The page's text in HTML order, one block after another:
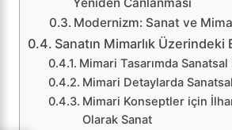
Modernizm: Sanat ve
Sanatın Mimarlık Üzerindeki
Mimari Tasarımda Sanatsal
Mimari Detaylarda
Mimari Konseptler için
Olarak Sanat